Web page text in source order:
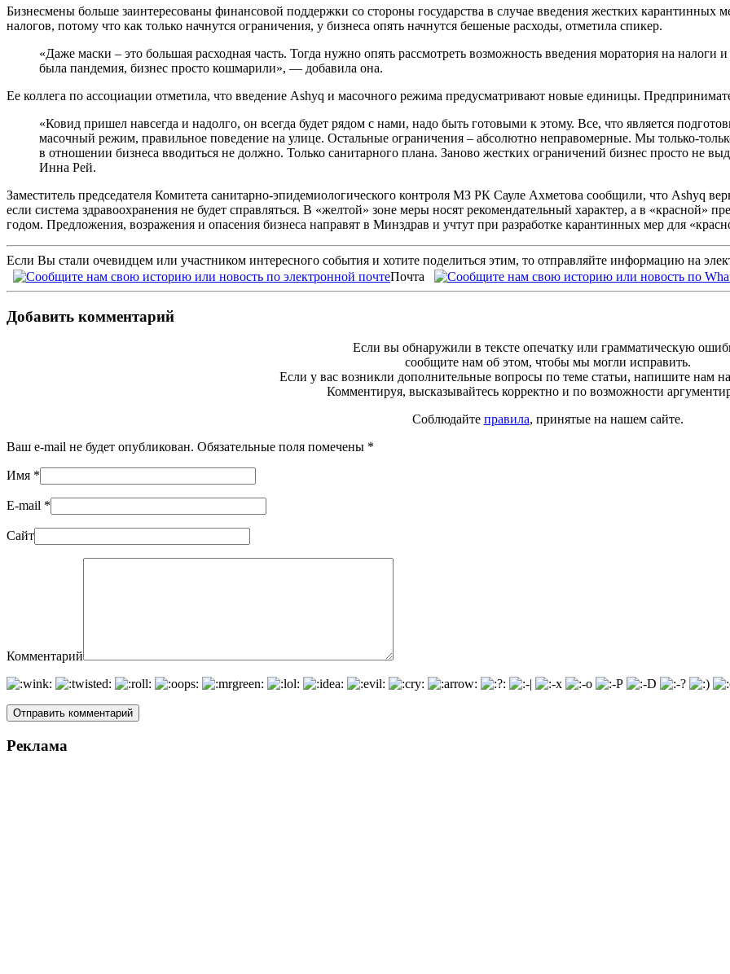
Бизнесмены больше заинтересованы финансовой поддержки со стороны государства в случае введения жестких карантинных
налогов, потому что как только начнутся ограничения, у бизнеса опять начнутся бешеные расходы, отметила спикер.
«Даже маски – это большая расходная часть. Тогда нужно опять рассмотреть возможность введения моратория на налоги
была пандемия, бизнес просто кошмарили», — добавила она.
Ее коллега по ассоциации отметила, что введение Ashyq и масочного режима предусматривают новые единицы.
«Ковид пришел навсегда и надолго, он всегда будет рядом с нами, надо быть готовыми к этому. Все, что является
масочный режим, правильное поведение на улице. Остальные ограничения – абсолютно неправомерные. Мы только-
в отношении бизнеса вводиться не должно. Только санитарного плана. Заново жестких ограничений бизнес просто не
Инна Рей.
Заместитель председателя Комитета санитарно-эпидемиологического контроля МЗ РК Сауле Ахметова сообщили, что Ashyq
если система здравоохранения не будет справляться. В «желтой» зоне меры носят рекомендательный характер, а в «красной»
годом. Предложения, возражения и опасения бизнеса направят в Минздрав и учтут при разработке карантинных мер для
Если Вы стали очевидцем или участником интересного события и хотите поделиться этим, то отправляйте информацию на
Почта
Добавить комментарий
Если вы обнаружили в тексте опечатку или грамматическую
сообщите нам об этом, чтобы мы могли исправить.
Если у вас возникли дополнительные вопросы по теме статьи, напишите нам на
Комментируя, высказывайтесь корректно и по возможности
Соблюдайте правила, принятые на нашем сайте.
Ваш e-mail не будет опубликован. Обязательные поля помечены *
Имя *
E-mail *
Сайт
Комментарий
Реклама